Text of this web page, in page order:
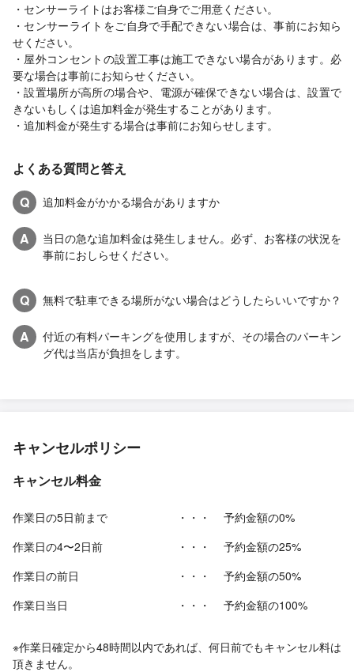
・センサーライトはお客様ご自身でご用意ください。
・センサーライトをご自身で手配できない場合は、事前にお知ら
せください。
・屋外コンセントの設置工事は施工できない場合があります。必
要な場合は事前にお知らせください。
・設置場所が高所の場合や、電源が確保できない場合は、設置で
きないもしくは追加料金が発生することがあります。
・追加料金が発生する場合は事前にお知らせします。
よくある質問と答え
Q
追加料金がかかる場合がありますか
A
当日の急な追加料金は発生しません。必ず、お客様の状況を
事前におしらせください。
Q 無料で駐車できる場所がない場合はどうしたらいいですか？
A
付近の有料パーキングを使用しますが、その場合のパーキン
グ代は当店が負担をします。
キャンセルポリシー
キャンセル料金
作業日の5日前まで ・・・
予約金額の0%
作業日の4〜2日前
・・・
予約金額の25%
作業日の前日
・・・
予約金額の50%
作業日当日
・・・ 予約金額の100%
※作業日確定から48時間以内であれば、何日前でもキャンセル料は
頂きません。